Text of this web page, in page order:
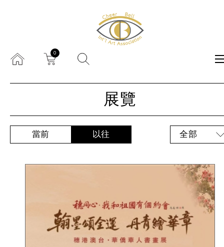
0
展覽
當前 以往 全部